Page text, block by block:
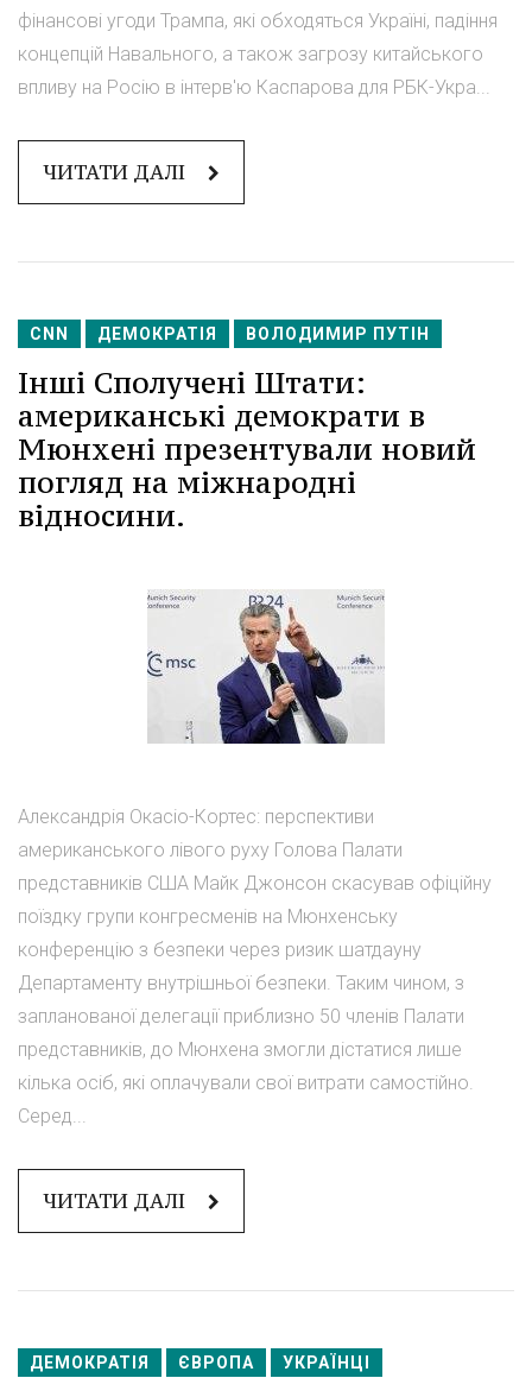
фінансові угоди Трампа, які обходяться Україні, падіння
концепцій Навального, а також загрозу китайського
впливу на Росію в інтерв'ю Каспарова для РБК-Укра...
ЧИТАТИ ДАЛІ
CNN ДЕМОКРАТІЯ ВОЛОДИМИР ПУТІН
Інші Сполучені Штати:
американські демократи в
Мюнхені презентували новий
погляд на міжнародні
відносини.
Александрія Окасіо-Кортес: перспективи
американського лівого руху Голова Палати
представників США Майк Джонсон скасував офіційну
поїздку групи конгресменів на Мюнхенську
конференцію з безпеки через ризик шатдауну
Департаменту внутрішньої безпеки. Таким чином, з
запланованої делегації приблизно 50 членів Палати
представників, до Мюнхена змогли дістатися лише
кілька осіб, які оплачували свої витрати самостійно.
Серед...
ЧИТАТИ ДАЛІ
ДЕМОКРАТІЯ ЄВРОПА УКРАЇНЦІ